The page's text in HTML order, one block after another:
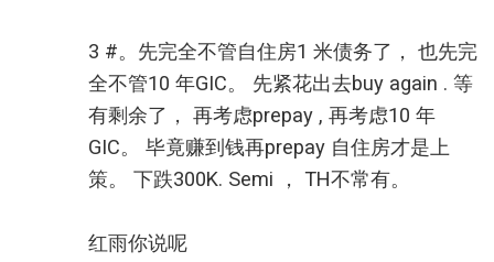
3 #。先完全不管自住房1 米债务了， 也先完
全不管10 年GIC。 先紧花出去buy again . 等
有剩余了， 再考虑prepay , 再考虑10 年
GIC。 毕竟赚到钱再prepay 自住房才是上
策。 下跌300K. Semi ， TH不常有。
红雨你说呢